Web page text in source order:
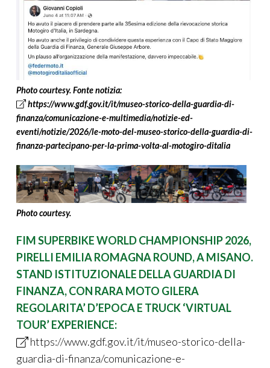
Photocourtesy.Fontenotizia:
https://www.gdf.gov.it/it/museo-storico-della-guardia-di-
finanza/comunicazione-e-multimedia/notizie-ed-
eventi/notizie/2026/le-moto-del-museo-storico-della-guardia-di-
finanza-partecipano-per-la-prima-volta-al-motogiro-ditalia
Photocourtesy.
FIM SUPERBIKE WORLD CHAMPIONSHIP 2026,
PIRELLI EMILIA ROMAGNA ROUND, A MISANO.
STAND ISTITUZIONALE DELLA GUARDIA DI
FINANZA,CON RARA MOTO GILERA
REGOLARITA’ D’EPOCAE TRUCK ‘VIRTUAL
TOUR’ EXPERIENCE:
https://www.gdf.gov.it/it/museo-storico-della-
guardia-di-finanza/comunicazione-e-